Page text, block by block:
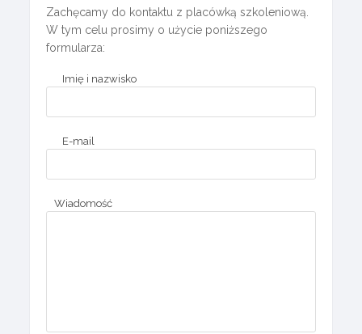
Zachęcamy do kontaktu z placówką szkoleniową.
W tym celu prosimy o użycie poniższego
formularza:
Imię i nazwisko
E-mail
Wiadomość